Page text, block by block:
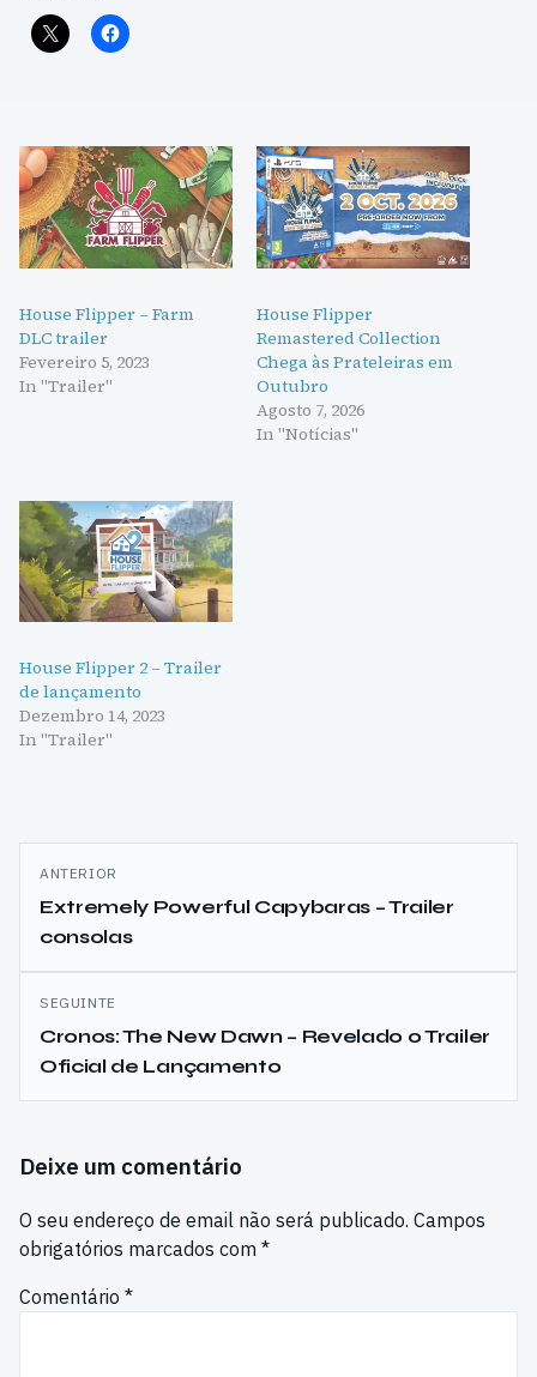
House Flipper – Farm
DLC trailer
Fevereiro 5, 2023
In "Trailer"
House Flipper
Remastered Collection
Chega às Prateleiras em
Outubro
Agosto 7, 2026
In "Notícias"
House Flipper 2 – Trailer
de lançamento
Dezembro 14, 2023
In "Trailer"
Navegação
de
artigos
ANTERIOR
Extremely Powerful Capybaras – Trailer
consolas
SEGUINTE
Cronos: The New Dawn – Revelado o Trailer
Oficial de Lançamento
Deixe um comentário
O seu endereço de email não será publicado. Campos
obrigatórios marcados com *
Comentário *